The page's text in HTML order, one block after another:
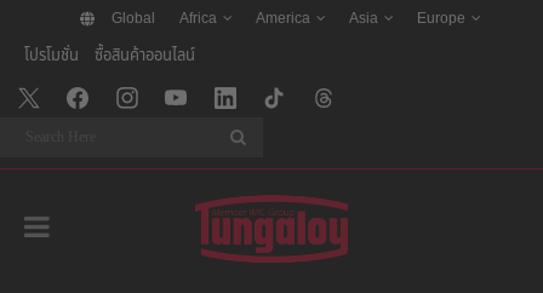
Global Africa America Asia Europe
โปรโมชั่น ซื้อสินค้าออนไลน์